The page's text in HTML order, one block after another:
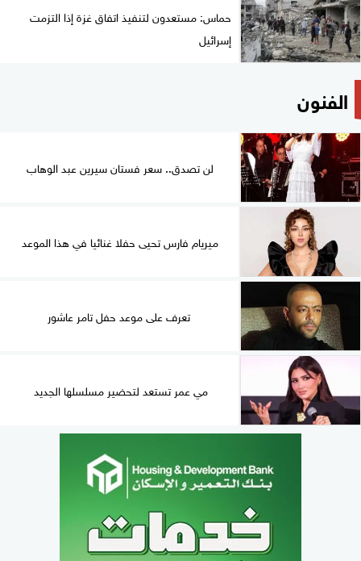
حماس: مستعدون لتنفيذ اتفاق غزة إذا التزمت
إسرائيل
الفنون
لن تصدق.. سعر فستان سيرين عبد الوهاب
ميريام فارس تحيى حفلا غنائيا في هذا الموعد
تعرف على موعد حفل تامر عاشور
مي عمر تستعد لتحضير مسلسلها الجديد